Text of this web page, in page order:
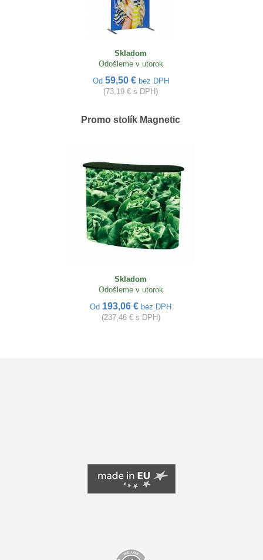
Skladom
Odošleme v utorok
Od 59,50 € bez DPH
(73,19 € s DPH)
Promo stolík Magnetic
Skladom
Odošleme v utorok
Od 193,06 € bez DPH
(237,46 € s DPH)